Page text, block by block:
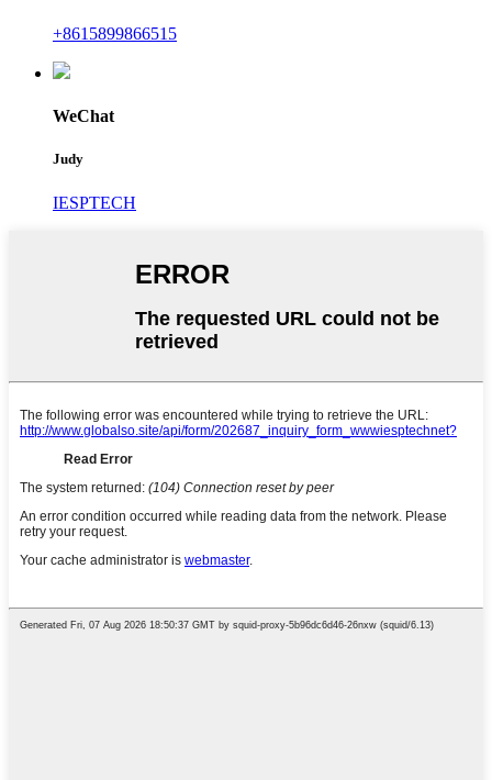
+8615899866515
WeChat
Judy
IESPTECH